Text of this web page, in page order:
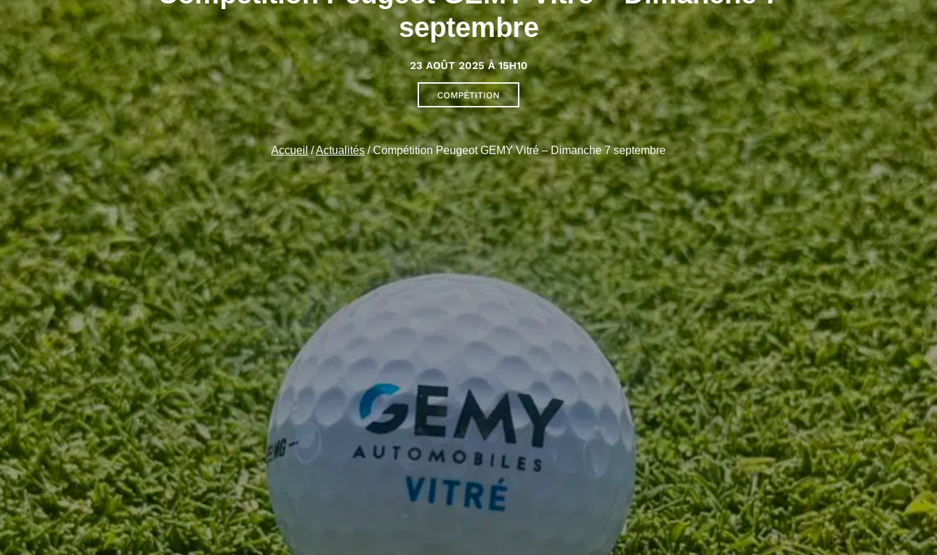
septembre
23 AOÛT 2025 À 15H10
COMPÉTITION
Accueil/Actualités/Compétition Peugeot GEMY Vitré – Dimanche 7 septembre